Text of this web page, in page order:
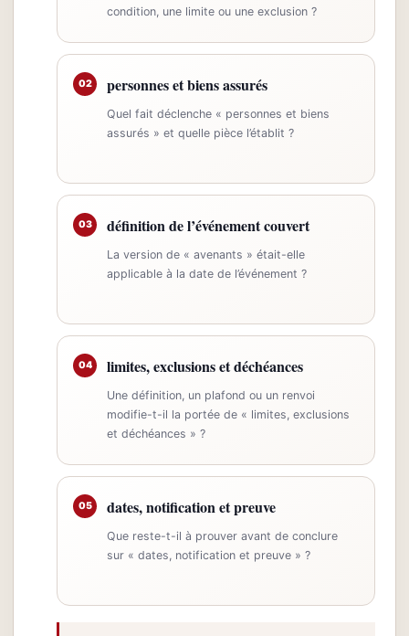
condition, une limite ou une exclusion ?
02 personnes et biens assurés
Quel fait déclenche « personnes et biens
assurés » et quelle pièce l’établit ?
03 définition de l’événement couvert
La version de « avenants » était-elle
applicable à la date de l’événement ?
04 limites, exclusions et déchéances
Une définition, un plafond ou un renvoi
modifie-t-il la portée de « limites, exclusions
et déchéances » ?
05 dates, notification et preuve
Que reste-t-il à prouver avant de conclure
sur « dates, notification et preuve » ?